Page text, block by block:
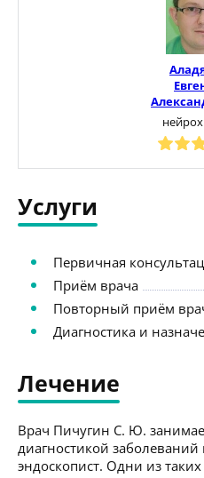
Услуги
Первичная
Приём врача
Повторный приём
Диагностика и
Лечение
Врач Пичугин С. Ю.
диагностикой
эндоскопист. Одни из